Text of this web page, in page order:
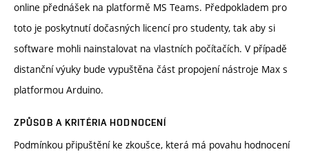
online přednášek na platformě MS Teams. Předpokladem pro
toto je poskytnutí dočasných licencí pro studenty, tak aby si
software mohli nainstalovat na vlastních počítačích. V případě
distanční výuky bude vypuštěna část propojení nástroje Max s
platformou Arduino.
ZPŮSOB A KRITÉRIA HODNOCENÍ
Podmínkou připuštění ke zkoušce, která má povahu hodnocení